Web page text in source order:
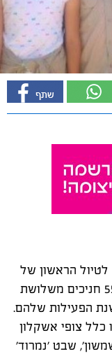
הראשון של
השנה, יצאו בשבוע שעבר למעלה מ-550 חניכים משלושת
הפעילות שלהם.
כלל צופי אשקלון
שבט 'נמרוד'